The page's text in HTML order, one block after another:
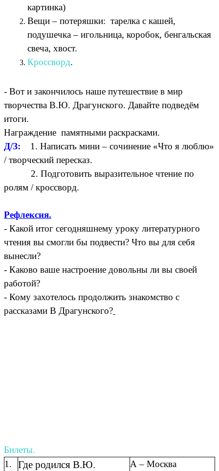
картинка)
Вещи – потеряшки: тарелка с кашей,
подушечка – игольница, коробок, бенгальская
свеча, хвост.
Кроссворд.
- Вот и закончилось наше путешествие в мир
творчества В.Ю. Драгунского. Давайте подведём
итоги.
Награждение памятными раскрасками.
Д/З: 1. Написать мини – сочинение «Что я люблю»
/ творческий пересказ.
2. Подготовить выразительное чтение по
ролям / кроссворд.
Рефлексия.
- Какой итог сегодняшнему уроку литературного
чтения вы смогли бы подвести? Что вы для себя
вынесли?
- Каково ваше настроение довольны ли вы своей
работой?
- Кому захотелось продолжить знакомство с
рассказами В Драгунского?
Билеты.
1.
Где родился В.Ю.
А – Москва